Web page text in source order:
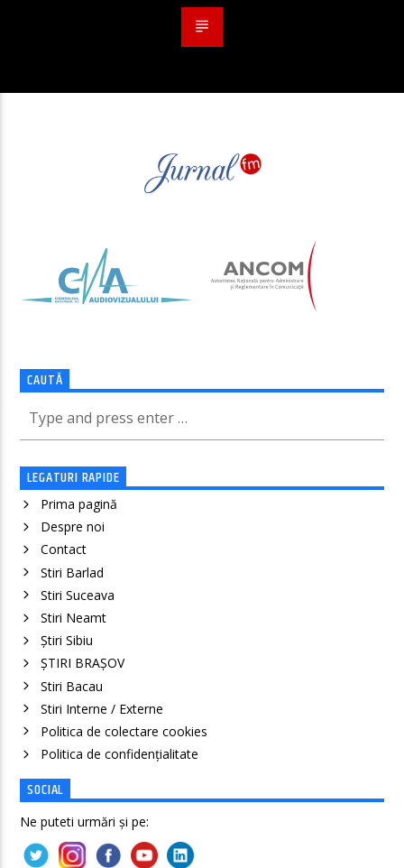
CAUTĂ
LEGATURI RAPIDE
Prima pagină
Despre noi
Contact
Stiri Barlad
Stiri Suceava
Stiri Neamt
Știri Sibiu
ȘTIRI BRAȘOV
Stiri Bacau
Stiri Interne / Externe
Politica de colectare cookies
Politica de confidenţialitate
SOCIAL
Ne puteti urmări și pe: